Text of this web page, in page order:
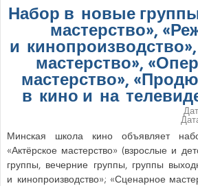
Набор в новые
мастерство»,
и
мастерство»,
мастерство»,
в кино и на
Минская школа кино объявляет
«Актёрское мастерство» (взрослые и
группы, вечерние группы, группы
и кинопроизводство»; «Сценарное